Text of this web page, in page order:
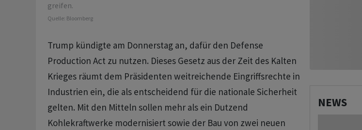
greifen.
Quelle: Bloomberg
Trump ⁠kündigte am Donnerstag an, dafür den Defense
Production Act zu nutzen. Dieses ⁠Gesetz aus der Zeit des Kalten
Krieges räumt dem Präsidenten weitreichende Eingriffsrechte in
Industrien ‌ein, die als entscheidend für die nationale Sicherheit
‌gelten. Mit den Mitteln ​sollen mehr als ein Dutzend
Kohlekraftwerke modernisiert sowie der Bau von zwei neuen
NEWS